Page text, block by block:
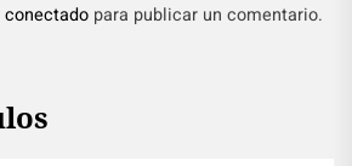
conectado para publicar un comentario.